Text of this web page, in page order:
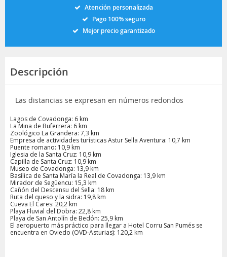
Atención personalizada
Pago 100% seguro
Mejor precio garantizado
Descripción
Las distancias se expresan en números redondos
Lagos de Covadonga: 6 km
La Mina de Buferrera: 6 km
Zoológico La Grandera: 7,3 km
Empresa de actividades turísticas Astur Sella Aventura: 10,7 km
Puente romano: 10,9 km
Iglesia de la Santa Cruz: 10,9 km
Capilla de Santa Cruz: 10,9 km
Museo de Covadonga: 13,9 km
Basílica de Santa María la Real de Covadonga: 13,9 km
Mirador de Següencu: 15,3 km
Cañón del Descensu del Sella: 18 km
Ruta del queso y la sidra: 19,8 km
Cueva El Cares: 20,2 km
Playa Fluvial del Dobra: 22,8 km
Playa de San Antolín de Bedón: 25,9 km
El aeropuerto más práctico para llegar a Hotel Corru San Pumés se
encuentra en Oviedo (OVD-Asturias): 120,2 km